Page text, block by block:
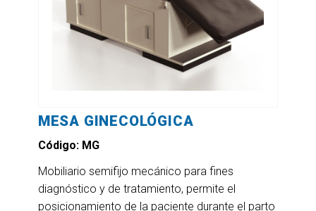
MESA GINECOLÓGICA
Código: MG
Mobiliario semifijo mecánico para fines
diagnóstico y de tratamiento, permite el
posicionamiento de la paciente durante el parto